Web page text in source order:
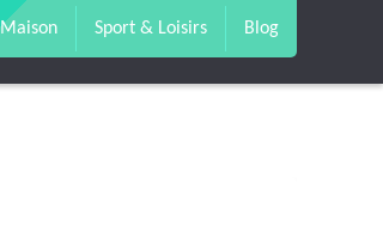
Maison Sport & Loisirs Blog